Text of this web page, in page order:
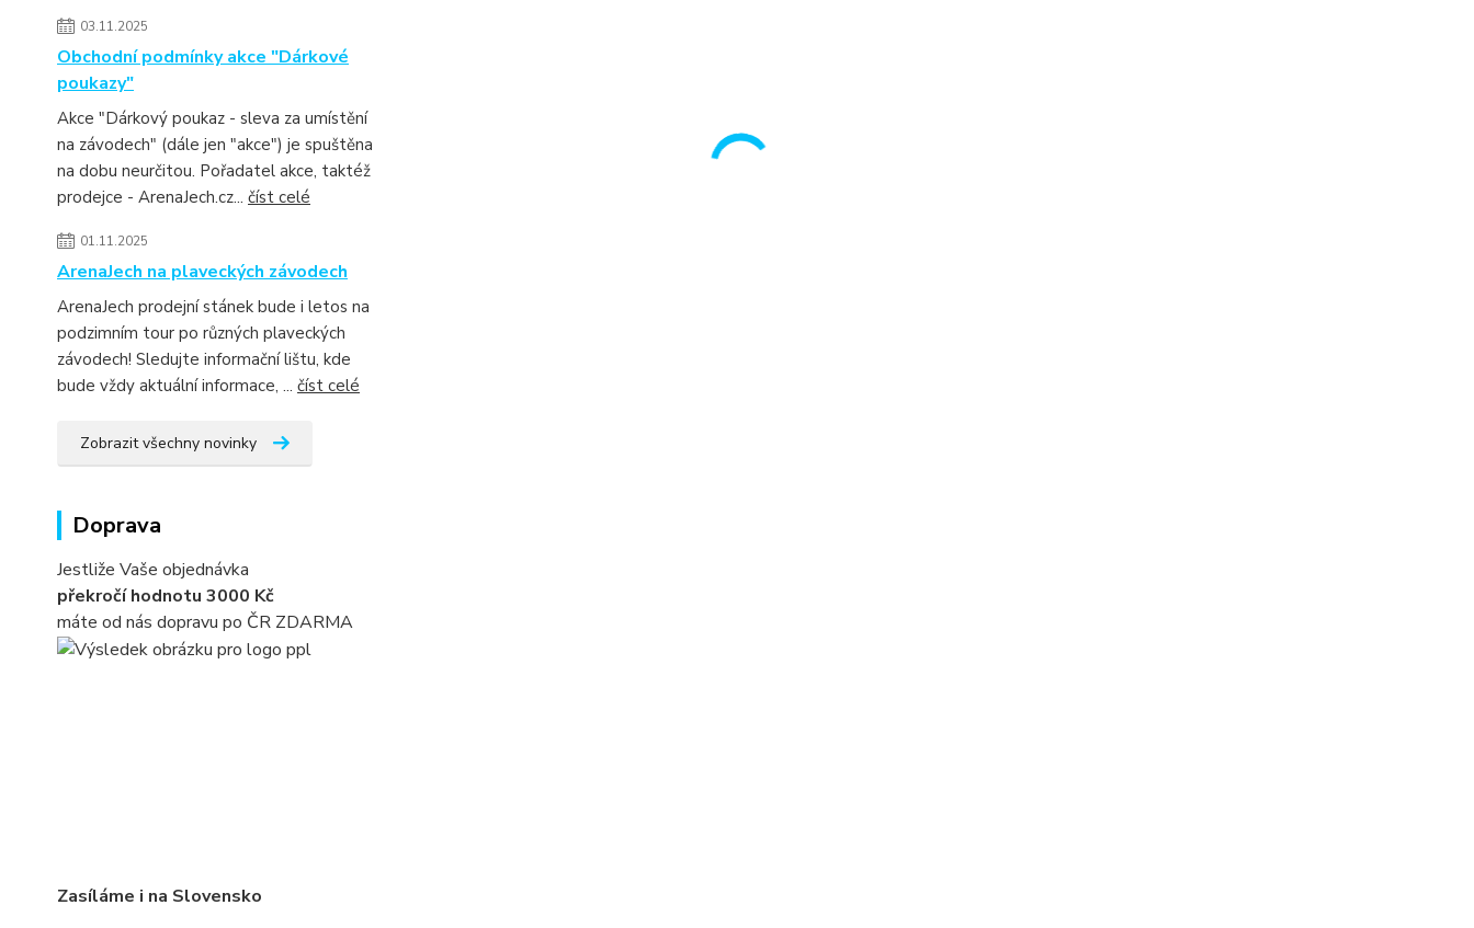
03.11.2025
Obchodní podmínky akce "Dárkové
poukazy"
Akce "Dárkový poukaz - sleva za umístění
na závodech" (dále jen "akce") je spuštěna
na dobu neurčitou. Pořadatel akce, taktéž
prodejce - ArenaJech.cz... číst celé
01.11.2025
ArenaJech na plaveckých závodech
ArenaJech prodejní stánek bude i letos na
podzimním tour po různých plaveckých
závodech! Sledujte informační lištu, kde
bude vždy aktuální informace, ... číst celé
Zobrazit všechny novinky
Doprava
Jestliže Vaše objednávka
překročí hodnotu 3000 Kč
máte od nás dopravu po ČR ZDARMA
Zasíláme i na Slovensko